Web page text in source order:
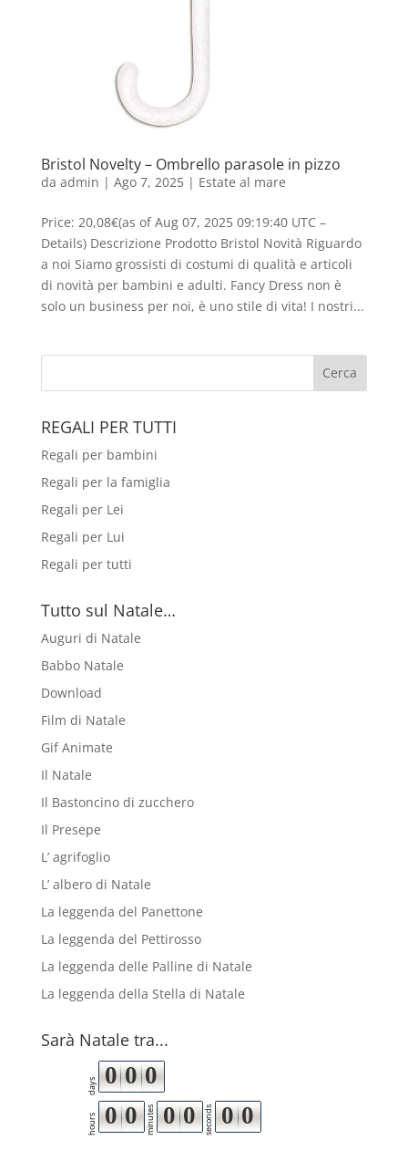
Bristol Novelty – Ombrello parasole in pizzo
da admin | Ago 7, 2025| Estate al mare
Price: 20,08€(as of Aug 07, 2025 09:19:40 UTC –
Details) Descrizione Prodotto Bristol Novità Riguardo
a noi Siamo grossisti di costumi di qualità e articoli
di novità per bambini e adulti. Fancy Dress non è
solo un business per noi, è uno stile di vita! I nostri...
REGALI PER TUTTI
Regali per bambini
Regali per la famiglia
Regali per Lei
Regali per Lui
Regali per tutti
Tutto sul Natale…
Auguri di Natale
Babbo Natale
Download
Film di Natale
Gif Animate
Il Natale
Il Bastoncino di zucchero
Il Presepe
L’ agrifoglio
L’ albero di Natale
La leggenda del Panettone
La leggenda del Pettirosso
La leggenda delle Palline di Natale
La leggenda della Stella di Natale
Sarà Natale tra...
days 0 0 0
hours 0 0 minutes 0 0 seconds 0 0